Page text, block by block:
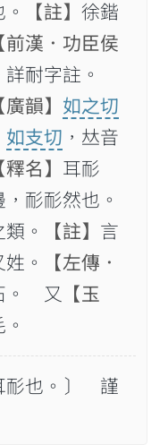
【註】 徐鍇
前漢．功臣侯
詳耐字註。
廣韻】 如之切
如支切 ，𠀤音
釋名】 耳耏
耏耏然也。
。 【註】 言
。
【左傳．
。 又
【玉
耏也。〕 謹